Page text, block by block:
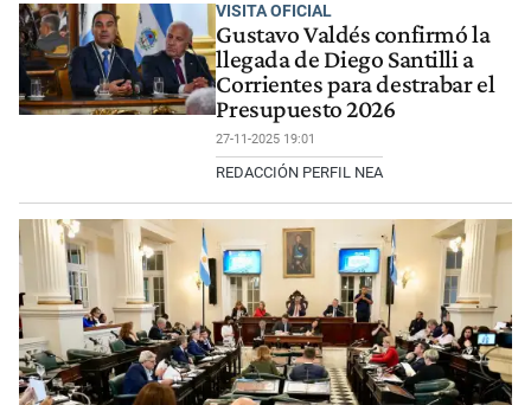
VISITA OFICIAL
Gustavo Valdés confirmó la
llegada de Diego Santilli a
Corrientes para destrabar el
Presupuesto 2026
27-11-2025 19:01
REDACCIÓN PERFIL NEA